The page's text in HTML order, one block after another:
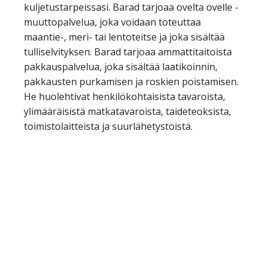
kuljetustarpeissasi. Barad tarjoaa ovelta ovelle -
muuttopalvelua, joka voidaan toteuttaa
maantie-, meri- tai lentoteitse ja joka sisältää
tulliselvityksen. Barad tarjoaa ammattitaitoista
pakkauspalvelua, joka sisältää laatikoinnin,
pakkausten purkamisen ja roskien poistamisen.
He huolehtivat henkilökohtaisista tavaroista,
ylimääräisistä matkatavaroista, taideteoksista,
toimistolaitteista ja suurlähetystöistä.